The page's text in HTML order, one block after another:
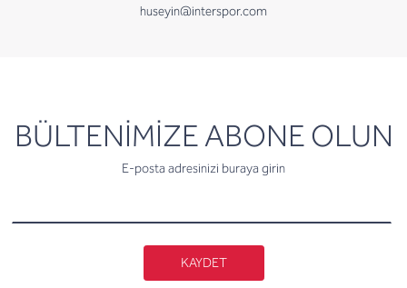
huseyin@interspor.com
BÜLTENİMİZE ABONE OLUN
E-posta adresinizi buraya girin
newsletter
KAYDET